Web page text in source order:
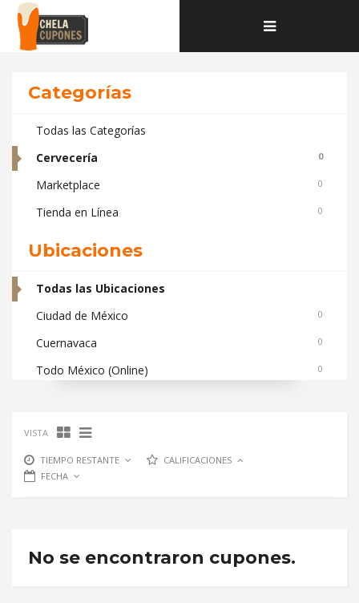
Toggle
navigation
Home Deals and coupons de la categoría Cervecería
Categorías
Todas las Categorías
Cervecería
0
Marketplace 0
Tienda en Línea 0
Ubicaciones
Todas las Ubicaciones
Ciudad de México
0
Cuernavaca 0
Todo México (Online) 0
VISTA
TIEMPO RESTANTE
CALIFICACIONES
FECHA
No se encontraron cupones.